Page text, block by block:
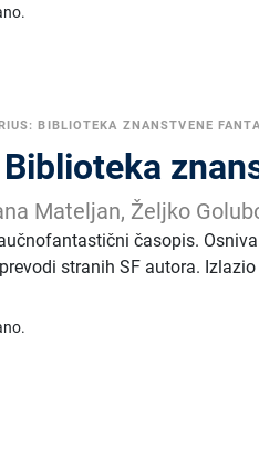
BIBLIOTEKA ZNANSTVENE
Mateljan, Željko
časopis.
stranih SF autora.